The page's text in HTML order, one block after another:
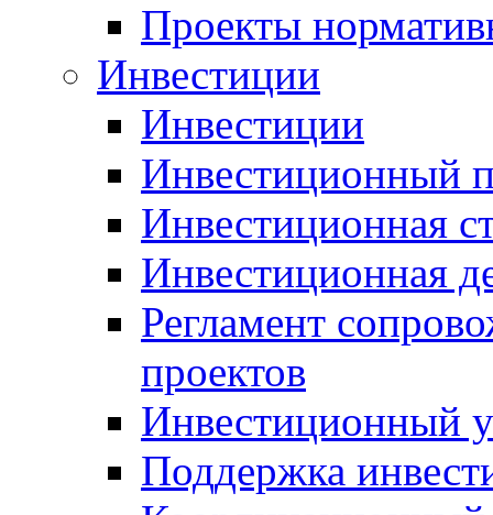
Проекты
Инвестиции
Инвестиции
Инвестиционный
Инвестиционная
Инвестиционная
Регламент
проектов
Инвестиционный
Поддержка